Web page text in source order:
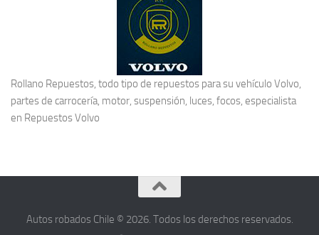
Rollano Repuestos, todo tipo de repuestos para su vehículo Volvo,
partes de carrocería, motor, suspensión, luces, focos, especialista
en Repuestos Volvo
Autos robados Chile © 2026. Todos los derechos reservados.